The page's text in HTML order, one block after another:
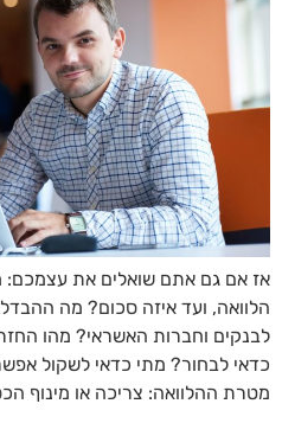
אז אם גם אתם שואלים את עצמכם:
הלוואה, ועד איזה סכום? מה
לבנקים וחברות האשראי? מהו
כדאי לבחור? מתי כדאי לשקול
מטרת ההלוואה: צריכה או מינוף